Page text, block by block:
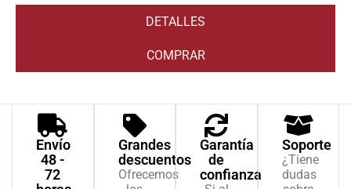
DETALLES
COMPRAR
Envío
48 -
72
Grandes
descuentos
Ofrecemos
Garantía
de
confianza
Soporte
¿Tiene
dudas